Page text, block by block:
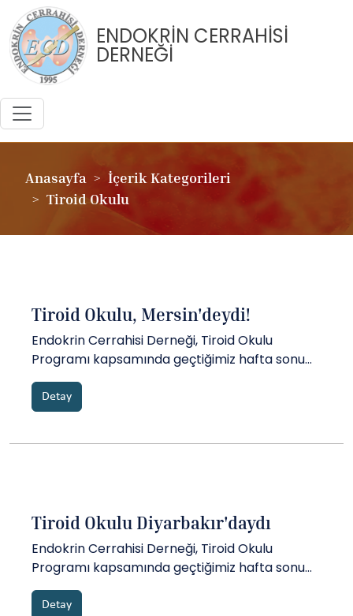
ENDOKRİN CERRAHİSİ
DERNEĞİ
Anasayfa
İçerik Kategorileri
Tiroid Okulu
Tiroid Okulu, Mersin'deydi!
Endokrin Cerrahisi Derneği, Tiroid Okulu
Programı kapsamında geçtiğimiz hafta sonu
Mersin'de idi. Prof. Dr. Musa Dirlik, Prof. Dr.
Koray Öcal, Prof. Dr. Tamer Akça ve Doç. Dr.
Ahmet Dağ misafirliğinde gerçekleştirilen
Detay
Tiroid Okulu Diyarbakır'daydı
Endokrin Cerrahisi Derneği, Tiroid Okulu
Programı kapsamında geçtiğimiz hafta sonu
Diyarbakır'da idi...
Detay